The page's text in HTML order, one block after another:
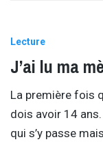
Lecture
J’ai lu ma
La première fois
dois avoir 14
qui s’y passe